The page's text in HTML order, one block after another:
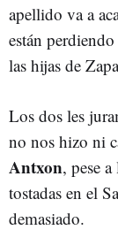
apellido va a
están
las hijas de
Los dos les
no nos hizo ni
Antxon, pese
tostadas en el
demasiado.